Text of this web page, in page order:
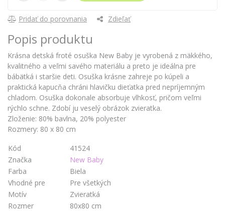
Pridať do porovnania Zdieľať
Popis produktu
Krásna detská froté osuška New Baby je vyrobená z mäkkého,
kvalitného a veľmi savého materiálu a preto je ideálna pre
bábätká i staršie deti. Osuška krásne zahreje po kúpeli a
praktická kapucňa chráni hlavičku dieťatka pred nepríjemným
chladom. Osuška dokonale absorbuje vlhkosť, pričom veľmi
rýchlo schne. Zdobí ju veselý obrázok zvieratka.
Zloženie: 80% bavlna, 20% polyester
Rozmery: 80 x 80 cm
Kód
41524
Značka
New Baby
Farba
Biela
Vhodné pre
Pre všetkých
Motív
Zvieratká
Rozmer
80x80 cm